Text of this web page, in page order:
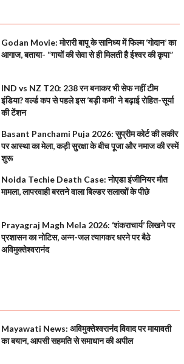
Godan Movie: मोरारी बापू के सानिध्य में फिल्म ‘गोदान’ का
आगाज, बताया- “गायों की सेवा से ही मिलती है ईश्वर की कृपा”
IND vs NZ T20: 238 रन बनाकर भी सेफ नहीं टीम
इंडिया? वर्ल्ड कप से पहले इस ‘बड़ी कमी’ ने बढ़ाई रोहित-सूर्या
की टेंशन
Basant Panchami Puja 2026: सुप्रीम कोर्ट की लकीर
पर आस्था का मेला, कड़ी सुरक्षा के बीच पूजा और नमाज की रस्में
शुरू
Noida Techie Death Case: नोएडा इंजीनियर मौत
मामला, लापरवाही बरतने वाला बिल्डर सलाखों के पीछे
Prayagraj Magh Mela 2026: ‘शंकराचार्य’ लिखने पर
प्रशासन का नोटिस, अन्न-जल त्यागकर धरने पर बैठे
अविमुक्तेश्वरानंद
Mayawati News: अविमुक्तेश्वरानंद विवाद पर मायावती
का बयान, आपसी सहमति से समाधान की अपील